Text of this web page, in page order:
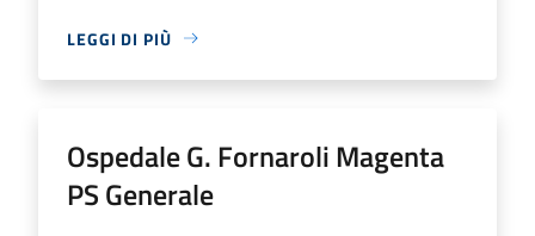
LEGGI DI PIÙ
Ospedale G. Fornaroli Magenta
PS Generale